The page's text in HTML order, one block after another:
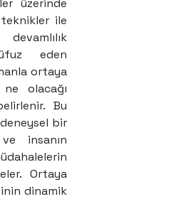
üzerinde
teknikler ile
eden
ortaya
olacağı
Bu
bir
insanın
Ortaya
dinamik